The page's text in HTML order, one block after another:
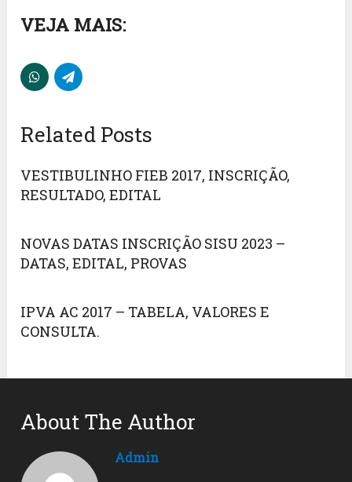
VEJA MAIS:
Related Posts
VESTIBULINHO FIEB 2017, INSCRIÇÃO,
RESULTADO, EDITAL
NOVAS DATAS INSCRIÇÃO SISU 2023 –
DATAS, EDITAL, PROVAS
IPVA AC 2017 – TABELA, VALORES E
CONSULTA.
About The Author
Admin